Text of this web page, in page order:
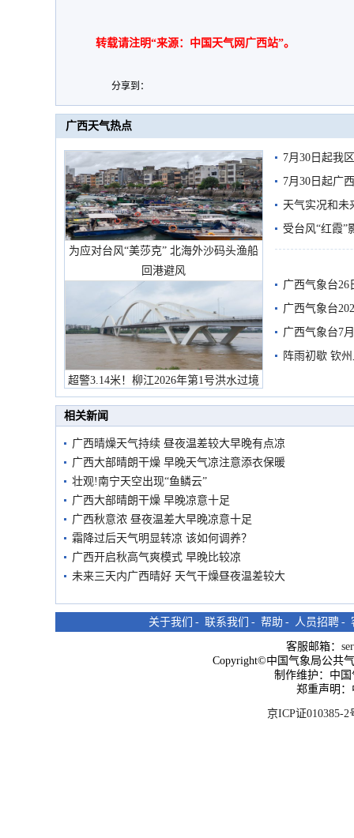
转载请注明“来源：中国天气网广西站”。
分享到：
广西天气热点
为应对台风“美莎克” 北海外沙码头渔船
回港避风
超警3.14米！柳江2026年第1号洪水过境
市民在堤岸见证汛况
7月30日起我
7月30日起广
天气实况和未
受台风“红霞”
有较强降雨
广西气象台26
广西气象台
预警
广西气象台7
阵雨初歇 钦
相关新闻
广西晴燥天气持续 昼夜温差较大早晚有点凉
广西大部晴朗干燥 早晚天气凉注意添衣保暖
壮观!南宁天空出现“鱼鳞云”
广西大部晴朗干燥 早晚凉意十足
广西秋意浓 昼夜温差大早晚凉意十足
霜降过后天气明显转凉 该如何调养？
广西开启秋高气爽模式 早晚比较凉
未来三天内广西晴好 天气干燥昼夜温差较大
关于我们 - 联系我们 - 帮助 - 人员招聘 -
客服邮箱：
Copyright©中国气象局公共
制作维护：中
郑重声明
京ICP证010385-2